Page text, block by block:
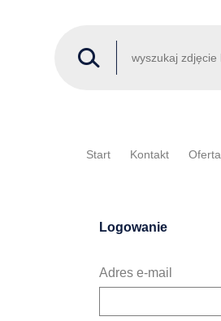
Start Kontakt Oferta
Logowanie
Adres e-mail